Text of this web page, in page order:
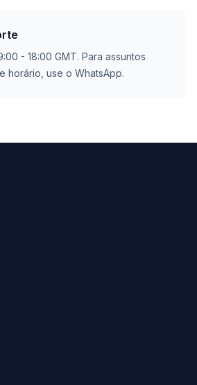
- 18:00 GMT. Para assuntos
horário, use o WhatsApp.